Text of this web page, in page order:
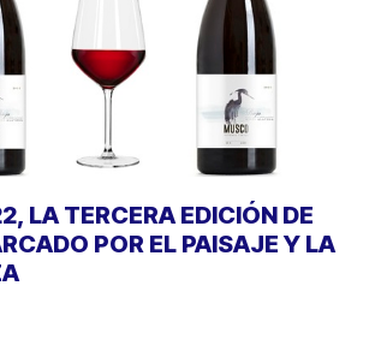
LA TERCERA EDICIÓN DE
POR EL PAISAJE Y LA